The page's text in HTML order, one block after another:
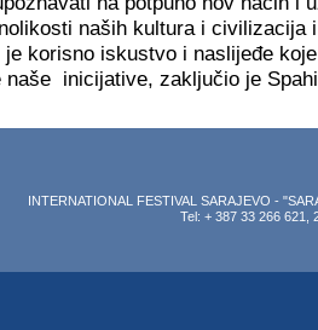
naših kultura i civilizacija
korisno iskustvo i naslijeđe
naše inicijative, zaključio je
INTERNATIONAL FESTIVAL SARAJEVO -
Tel: + 387 33 266 621,